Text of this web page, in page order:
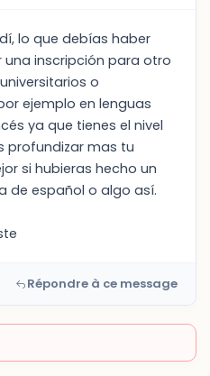
lo que debías haber
inscripción para otro
o
ejemplo en lenguas
ya que tienes el nivel
profundizar mas tu
si hubieras hecho un
de español o algo así.
Répondre à ce message